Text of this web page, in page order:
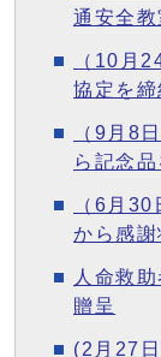
通安全
（10月
協定を締
（9月8
ら記念
（6月
から感謝
人命救
贈呈
(2月27